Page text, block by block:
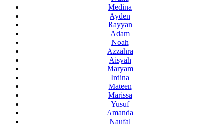
Medina
Ayden
Rayyan
Adam
Noah
Azzahra
Aisyah
Maryam
Irdina
Mateen
Marissa
Yusuf
Amanda
Naufal